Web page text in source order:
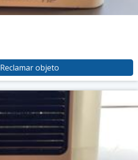
Reclamar objeto